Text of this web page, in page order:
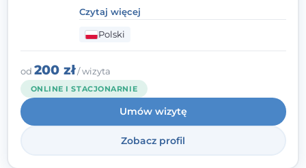
pracuję w sposób dopasowany do Ciebie -
nawet jeśli na starcie nie wiesz dokładnie,
czego potrzebujesz, odkrywamy to razem,
krok po kroku. Towarzyszę dorosłym oraz
młodzieży od 13. roku życia.
Czytaj więcej
Polski
od 200 zł/ wizyta
ONLINE I STACJONARNIE
Umów wizytę
Zobacz profil